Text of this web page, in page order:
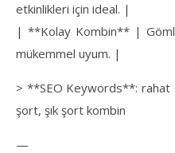
etkinlikleri için ideal. |
| **Kolay Kombin** |
mükemmel uyum. |
> **SEO Keywords**: rahat
şort, şık şort kombin
—